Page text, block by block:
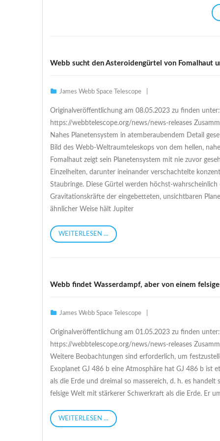
Webb sucht den Asteroidengürtel von Fomalhaut
James Webb Space Telescope
Originalveröffentlichung am 08.05.2023 zu finden unter:
https://webbtelescope.org/news/news-releases
Nahes Planetensystem in atemberaubendem Detail
Bild des Webb-Weltraumteleskops von dem hellen,
Fomalhaut zeigt sein Planetensystem mit nie zuvor
Einzelheiten, darunter ineinander verschachtelte
Staubringe. Diese Gürtel werden höchst-wahrscheinlich
Gravitationskräfte der eingebetteten, unsichtbaren
ähnlicher Weise hält Jupiter
WEITERLESEN …
Webb findet Wasserdampf, aber von einem
James Webb Space Telescope
Originalveröffentlichung am 01.05.2023 zu finden unter:
https://webbtelescope.org/news/news-releases
Weitere Beobachtungen sind erforderlich, um
Exoplanet GJ 486 b eine Atmosphäre hat GJ 486 b ist
als die Erde und dreimal so massereich, d. h. es handelt
felsige Welt mit stärkerer Schwerkraft als die Erde. Er
WEITERLESEN …